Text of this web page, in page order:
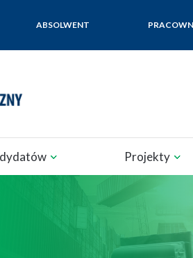
ABSOLWENT
Projekty